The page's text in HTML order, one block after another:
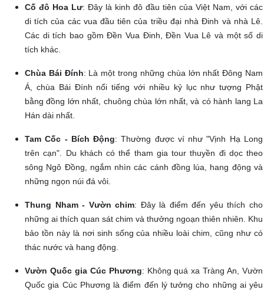
Cố đô Hoa Lư: Đây là kinh đô đầu tiên của Việt Nam, với các
di tích của các vua đầu tiên của triều đại nhà Đinh và nhà Lê.
Các di tích bao gồm Đền Vua Đinh, Đền Vua Lê và một số di
tích khác.
Chùa Bái Đính: Là một trong những chùa lớn nhất Đông Nam
Á, chùa Bái Đính nổi tiếng với nhiều kỷ lục như tượng Phật
bằng đồng lớn nhất, chuông chùa lớn nhất, và có hành lang La
Hán dài nhất.
Tam Cốc - Bích Động: Thường được ví như "Vịnh Hạ Long
trên cạn". Du khách có thể tham gia tour thuyền đi dọc theo
sông Ngô Đồng, ngắm nhìn các cánh đồng lúa, hang động và
những ngọn núi đá vôi.
Thung Nham - Vườn chim: Đây là điểm đến yêu thích cho
những ai thích quan sát chim và thưởng ngoạn thiên nhiên. Khu
bảo tồn này là nơi sinh sống của nhiều loài chim, cũng như có
thác nước và hang động.
Vườn Quốc gia Cúc Phương: Không quá xa Tràng An, Vườn
Quốc gia Cúc Phương là điểm đến lý tưởng cho những ai yêu